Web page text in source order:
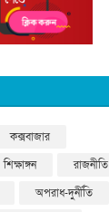
কক্সবাজার
শিক্ষাঙ্গন
রাজনীতি
অপরাধ-দুর্নীতি